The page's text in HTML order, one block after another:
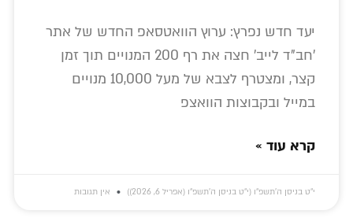
יעד חדש נפרץ: ערוץ הוואטסאפ החדש של אתר
'חב"ד לייב' חצה את רף 200 המנויים תוך זמן
קצר, ומצטרף לצבא של מעל 10,000 מנויים
במייל ובקבוצות הוואצפ
קרא עוד »
י״ט בניסן ה׳תשפ״ו (י״ט בניסן ה׳תשפ״ו (אפריל 6, 2026)) אין תגובות